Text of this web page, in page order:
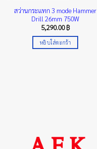
สว่านกระแทก 3 mode Hammer
Drill 26mm 750W
5,290.00฿
หยิบใส่ตะกร้า